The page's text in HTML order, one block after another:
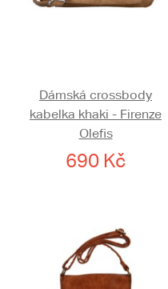
Dámská crossbody
kabelka khaki - Firenze
Olefis
690 Kč